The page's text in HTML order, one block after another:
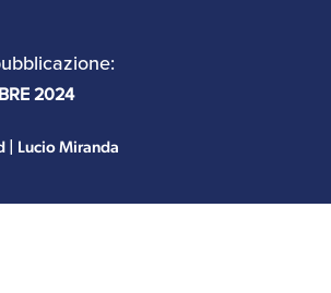
e Teamsocietà e
2024
| Lucio Miranda